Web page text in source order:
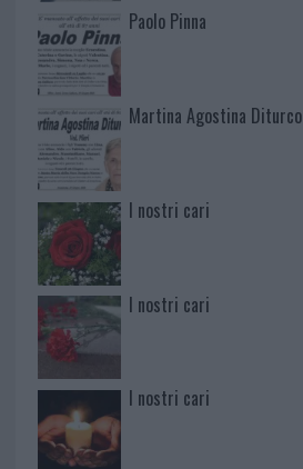
Paolo Pinna
Martina Agostina Diturco
I nostri cari
I nostri cari
I nostri cari